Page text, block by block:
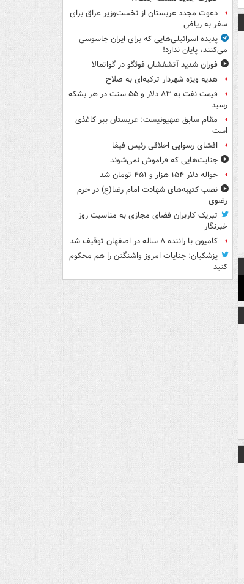
دعوت مجدد عربستان از نخست‌وزیر عراق برای
سفر به ریاض
پدیده اسرائیلی‌هایی که برای ایران جاسوسی
می‌کنند، پایان ندارد!
فوران شدید آتشفشان فوئگو در گواتمالا
هدیه ویژه شهردار ترکیه‌ای به صلاح
قیمت نفت به ۸۳ دلار و ۵۵ سنت در هر بشکه
رسید
مقام سابق صهیونیست: عربستان ببر کاغذی
است
افشای رسوایی اخلاقی رئیس فیفا
جنایت‌هایی که فراموش نمی‌شوند
حواله دلار ۱۵۴ هزار و ۴۵۱ تومان شد
نصب کتیبه‌های شهادت امام رضا(ع) در حرم
رضوی
تبریک کاربران فضای مجازی به مناسبت روز
خبرنگار
کامیون با راننده ۸ ساله در اصفهان توقیف شد
پزشکیان: جنایات امروز واشنگتن را هم محکوم
کنید